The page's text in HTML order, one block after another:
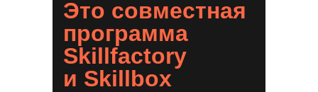
Это совместная
программа
Skillfactory
и Skillbox